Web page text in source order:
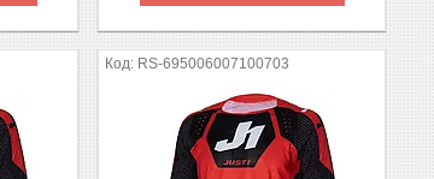
RS-695006007100703